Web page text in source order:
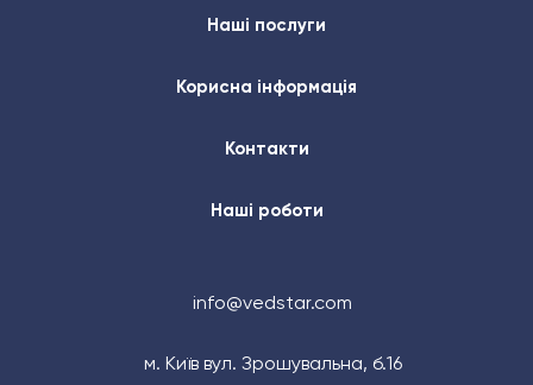
Наші послуги
Корисна інформація
Контакти
Наші роботи
info@vedstar.com
м. Київ вул. Зрошувальна, б.16